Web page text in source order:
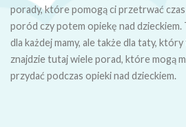
porady, które pomogą ci przetrwać czas
poród czy potem opiekę nad dzieckiem.
dla każdej mamy, ale także dla taty,
znajdzie tutaj wiele porad, które mogą
przydać podczas opieki nad dzieckiem.